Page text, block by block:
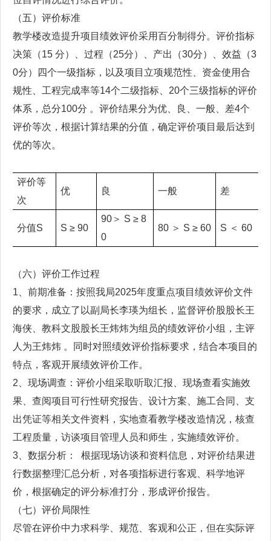
（五）评价标准
教学楼改造提升项目绩效评价采用百分制得分。评价指标
决策（15 分）、过程（25分）、产出（30分）、效益（3
0分）四个一级指标，以及项目立项规范性、资金使用合
规性、工程完成率等14个二级指标、20个三级指标的评价
体系，总分100分 。评价结果分为优、良、一般、差4个
评价等次，根据计算结果的分值，确定评价项目最后达到
优的等次。
评价等
次
优 良 一般 差
分值S S ≥ 90
90＞ S ≥ 8
0
80 ＞ S ≥ 60 S ＜ 60
（六）评价工作过程
1、前期准备：按照我局2025年度重点项目绩效评价文件
的要求，成立了以副局长李瑛为组长，监督评价股股长王
海侠、教科文股股长王炜炜为组员的绩效评价小组，主评
人为王炜炜 。同时对照绩效评价指标要求，结合本项目的
特点，客观开展绩效评价工作。
2、现场调查：评价小组采取听取汇报、现场查看实施效
果、查阅项目可行性研究报告、设计方案、施工合同、支
出凭证等相关文件资料，实地查看教学楼改造情况，核查
工程质量，访谈项目管理人员和师生，实施绩效评价。
3、数据分析： 根据现场访谈和资料信息，对评价结果进
行数据整理汇总分析，对各项指标进行客观、科学地评
价，根据确定的评分标准打分，形成评价报告。
（七）评价局限性
尽管在评价中力求科学、规范、客观和公正，但在实际评